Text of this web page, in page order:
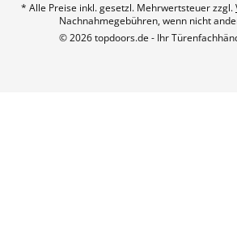
* Alle Preise inkl. gesetzl. Mehrwertsteuer zzgl.
Nachnahmegebühren, wenn nicht
© 2026 topdoors.de - Ihr